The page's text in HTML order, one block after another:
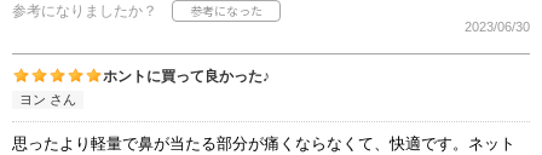
参考になりましたか？
2023/06/30
ホントに買って良かった♪
ヨン さん
思ったより軽量で鼻が当たる部分が痛くならなくて、快適です。ネット